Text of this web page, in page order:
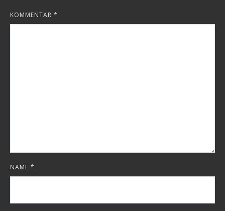
KOMMENTAR *
NAME *